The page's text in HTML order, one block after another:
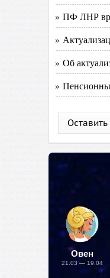
» ПФ ЛНР
»
» Об
»
Овен
21.03 — 19.04